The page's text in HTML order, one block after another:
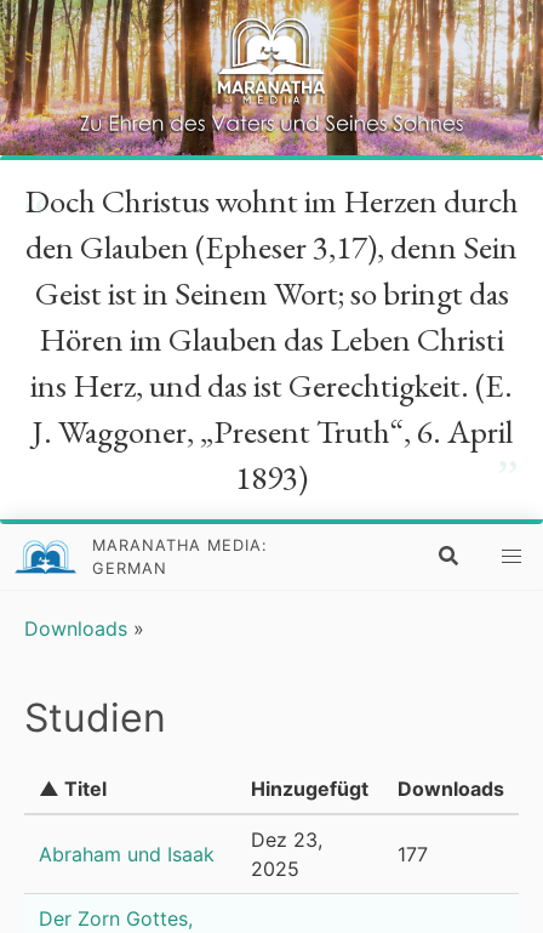
“
Doch Christus wohnt im Herzen durch
den Glauben (Epheser 3,17), denn Sein
Geist ist in Seinem Wort; so bringt das
Hören im Glauben das Leben Christi
ins Herz, und das ist Gerechtigkeit. (E.
J. Waggoner, „Present Truth“, 6. April
1893)
MARANATHA MEDIA:
GERMAN
Downloads »
Studien
▲ Titel Hinzugefügt Downloads
Abraham und Isaak
Dez 23,
2025
177
Der Zorn Gottes,